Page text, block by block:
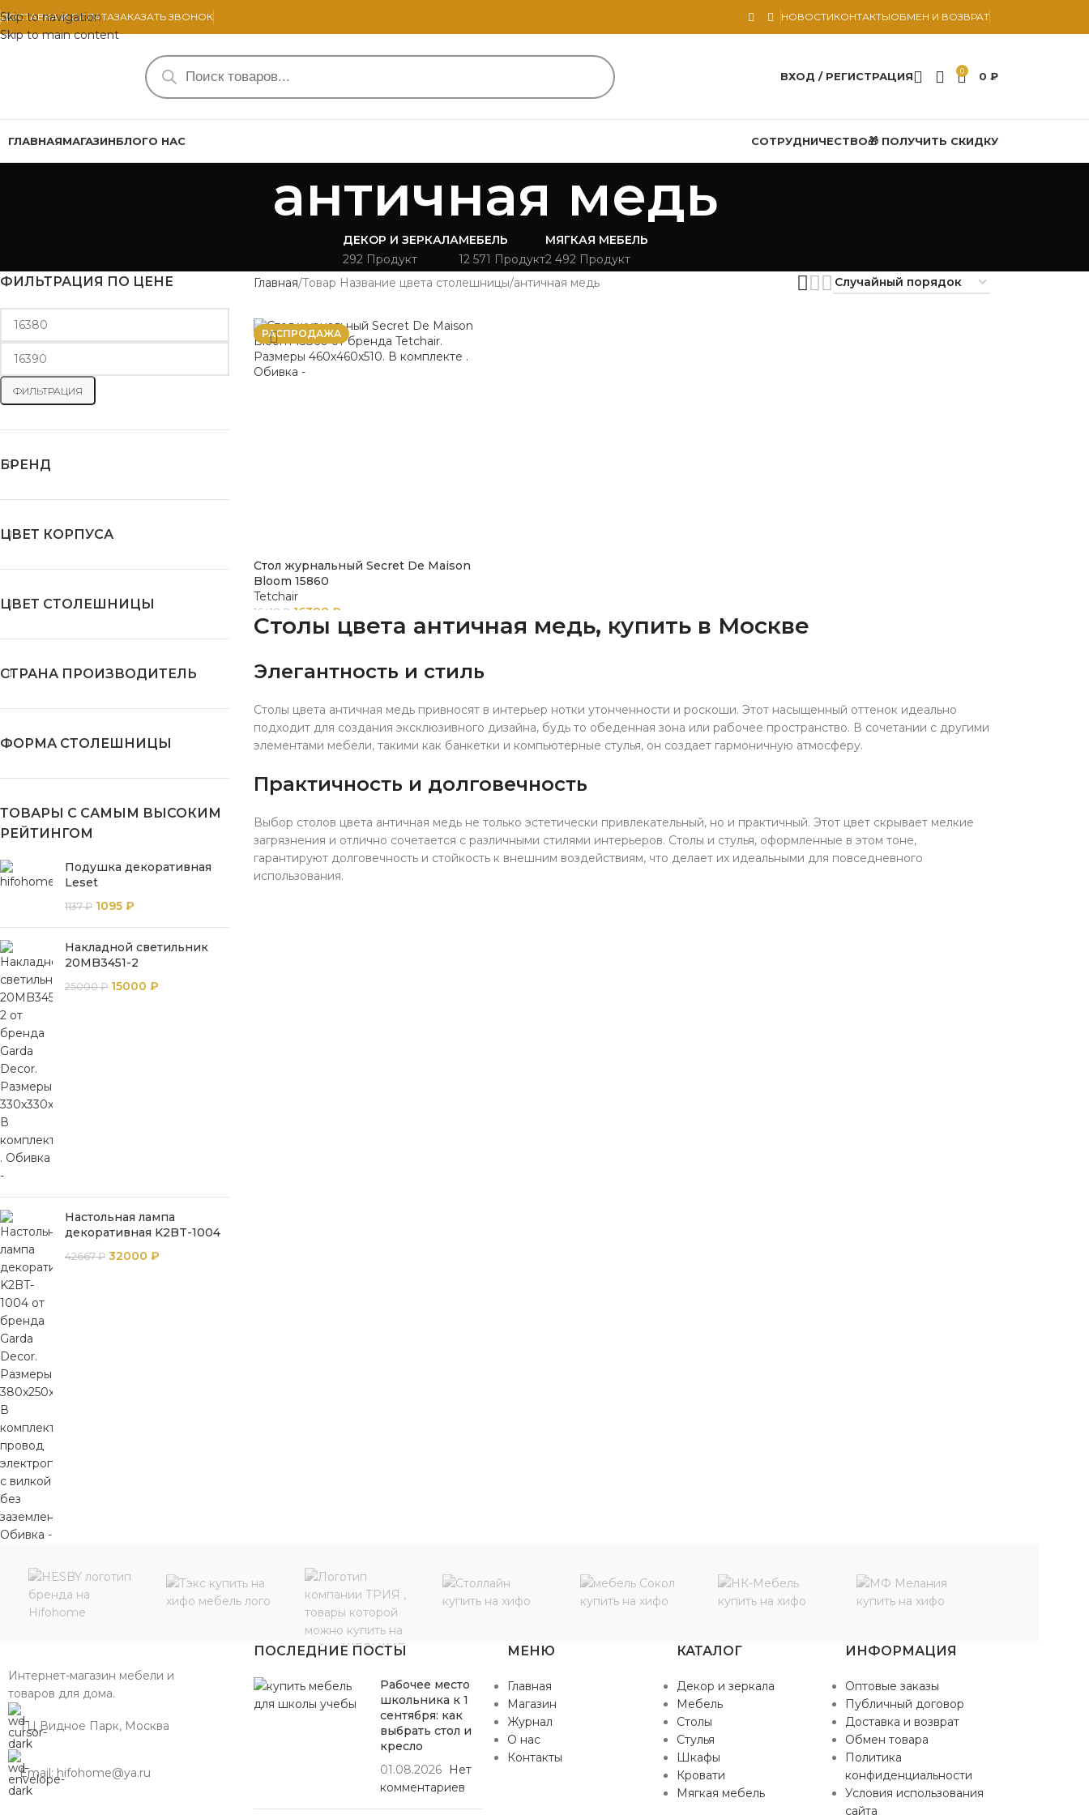
Skip to navigation
Skip to main content
ДОСТАВКА И ОПЛАТАЗАКАЗАТЬ ЗВОНОК НОВОСТИКОНТАКТЫОБМЕН И ВОЗВРАТ
ВХОД / РЕГИСТРАЦИЯ 0 0 ₽
ГЛАВНАЯМАГАЗИНБЛОГО НАС СОТРУДНИЧЕСТВО🎁 ПОЛУЧИТЬ СКИДКУ
античная медь
ДЕКОР И ЗЕРКАЛА
292 Продукт
МЕБЕЛЬ
12 571 Продукт
МЯГКАЯ МЕБЕЛЬ
2 492 Продукт
ФИЛЬТРАЦИЯ ПО ЦЕНЕ
ФИЛЬТРАЦИЯ
БРЕНД
ЦВЕТ КОРПУСА
ЦВЕТ СТОЛЕШНИЦЫ
СТРАНА ПРОИЗВОДИТЕЛЬ
ФОРМА СТОЛЕШНИЦЫ
ТОВАРЫ С САМЫМ ВЫСОКИМ
РЕЙТИНГОМ
Подушка декоративная
Leset
1137₽ 1095 ₽
Накладной светильник
20MB3451-2
25000₽ 15000 ₽
Настольная лампа
декоративная K2BT-1004
42667₽ 32000 ₽
Главная Товар Название цвета столешницы античная медь
РАСПРОДАЖА
Стол журнальный Secret De Maison
Bloom 15860
Tetchair
16418 ₽ 16388 ₽
Столы цвета античная медь, купить в Москве
Элегантность и стиль
Столы цвета античная медь привносят в интерьер нотки утонченности и роскоши. Этот насыщенный оттенок идеально
подходит для создания эксклюзивного дизайна, будь то обеденная зона или рабочее пространство. В сочетании с другими
элементами мебели, такими как банкетки и компьютерные стулья, он создает гармоничную атмосферу.
Практичность и долговечность
Выбор столов цвета античная медь не только эстетически привлекательный, но и практичный. Этот цвет скрывает мелкие
загрязнения и отлично сочетается с различными стилями интерьеров. Столы и стулья, оформленные в этом тоне,
гарантируют долговечность и стойкость к внешним воздействиям, что делает их идеальными для повседневного
использования.
Интернет-магазин мебели и
товаров для дома.
ТЦ Видное Парк, Москва
Email: hifohome@ya.ru
ПОСЛЕДНИЕ ПОСТЫ
Рабочее место
школьника к 1
сентября: как
выбрать стол и
кресло
01.08.2026
Нет
комментариев
МЕНЮ
Главная
Магазин
Журнал
О нас
Контакты
КАТАЛОГ
Декор и зеркала
Мебель
Столы
Стулья
Шкафы
Кровати
Мягкая мебель
ИНФОРМАЦИЯ
Оптовые заказы
Публичный договор
Доставка и возврат
Обмен товара
Политика
конфиденциальности
Условия использования
сайта